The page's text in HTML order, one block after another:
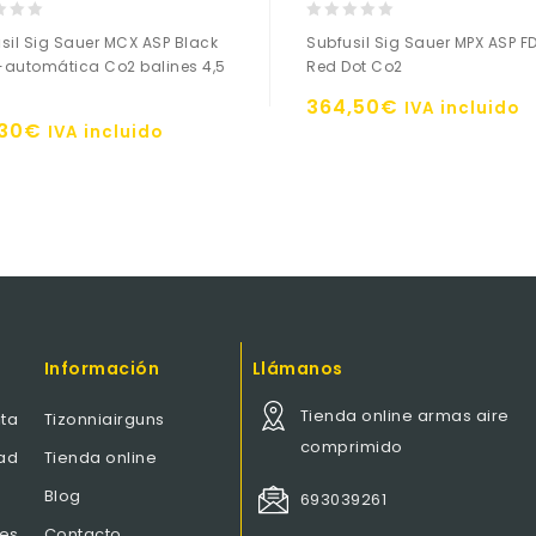
Sig Sauer MCX ASP Black
automática Co2 balines 4,5
€ IVA incluido
out
of
Subfusil Sig Sauer MPX ASP
Red Dot Co2
364,50€ IVA incluido
Información
Tizonniairguns
Tienda online
Blog
Llámanos
Tienda online armas aire
comprimido
693039261